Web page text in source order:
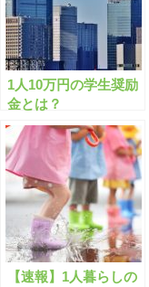
1人10万円の学生奨励
金とは？
【速報】1人暮らしの